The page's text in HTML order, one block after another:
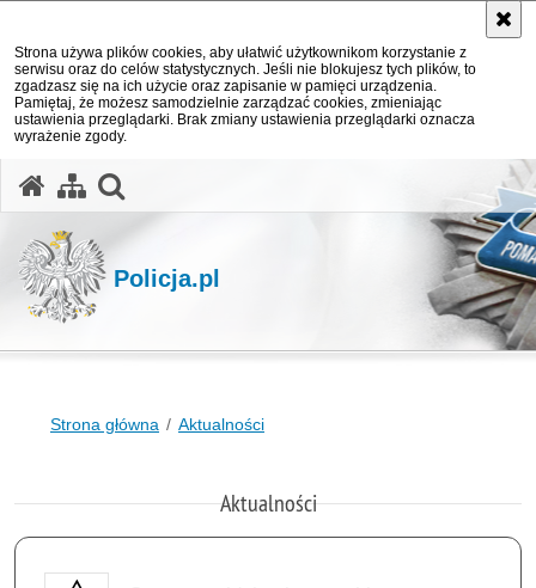
Strona używa plików cookies, aby ułatwić użytkownikom korzystanie z
serwisu oraz do celów statystycznych. Jeśli nie blokujesz tych plików, to
zgadzasz się na ich użycie oraz zapisanie w pamięci urządzenia.
Pamiętaj, że możesz samodzielnie zarządzać cookies, zmieniając
ustawienia przeglądarki. Brak zmiany ustawienia przeglądarki oznacza
wyrażenie zgody.
Policja.pl
Strona główna Aktualności
Aktualności